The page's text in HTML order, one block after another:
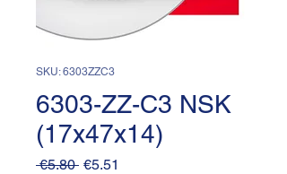
SKU: 6303ZZC3
6303-ZZ-C3 NSK
(17x47x14)
€5.80 Regular
€5.51